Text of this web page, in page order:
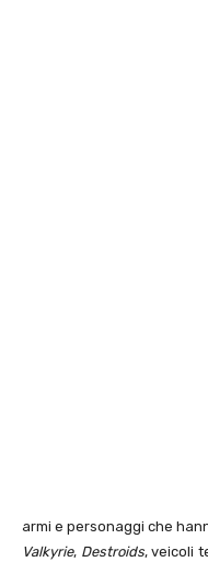
armi e personaggi che
Valkyrie, Destroids, veicoli